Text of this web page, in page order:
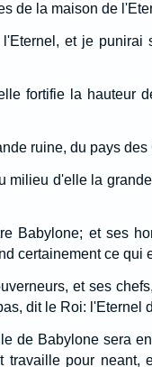
de la maison de
et je
fortifie la hauteur
ruine, du pays des
milieu d'elle la
Babylone; et ses
certainement ce qui
et ses
dit le Roi: l'Eternel
de Babylone sera
pour neant,